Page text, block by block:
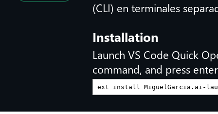
(CLI) en terminales
Installation
Launch VS Code Quick
command, and press